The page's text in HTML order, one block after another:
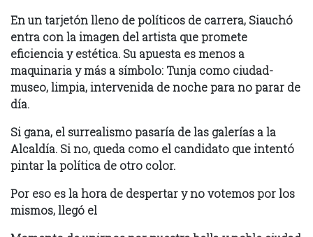
En un tarjetón lleno de políticos de carrera, Siauchó
entra con la imagen del artista que promete
eficiencia y estética. Su apuesta es menos a
maquinaria y más a símbolo: Tunja como ciudad-
museo, limpia, intervenida de noche para no parar de
día.
Si gana, el surrealismo pasaría de las galerías a la
Alcaldía. Si no, queda como el candidato que intentó
pintar la política de otro color.
Por eso es la hora de despertar y no votemos por los
mismos, llegó el